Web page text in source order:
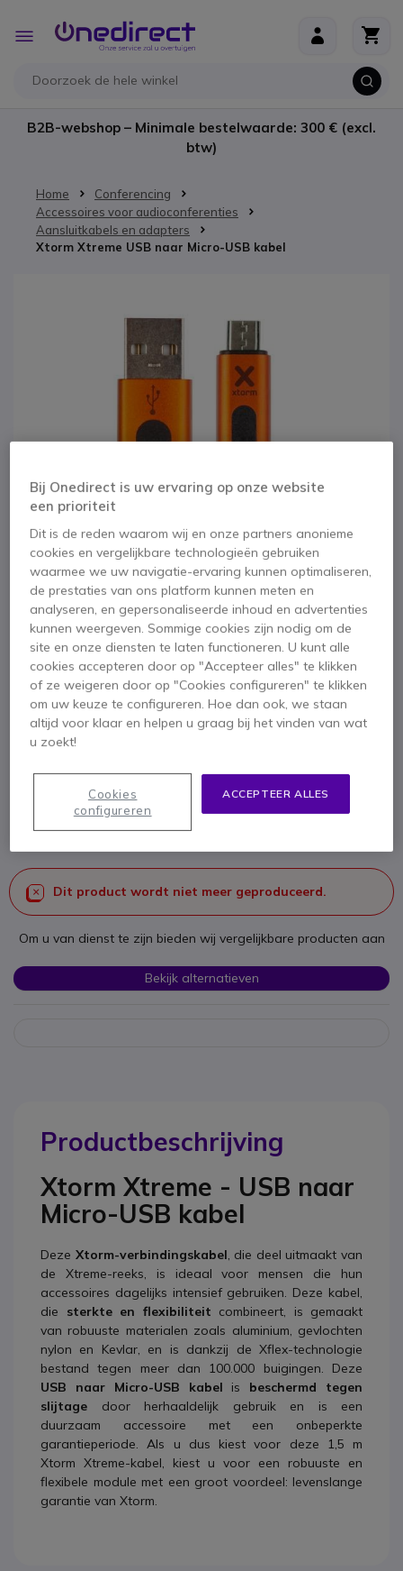
Toggle
Nav
B2B-webshop – Minimale bestelwaarde: 300 € (excl.
btw)
Home
Conferencing
Accessoires voor audioconferenties
Aansluitkabels en adapters
Xtorm Xtreme USB naar Micro-USB kabel
Xtorm Xtreme USB
naar Micro-USB
kabel
SKU XTCXX001 // Referentie fabrikant: CXX001
Een robuuste USB - Micro-USB aansluitkabel.
Dit product wordt niet meer geproduceerd.
Om u van dienst te zijn bieden wij vergelijkbare producten aan
Bekijk alternatieven
Ga naar het begin van de afbeeldingen-gallerij
Productbeschrijving
Xtorm Xtreme - USB naar
Micro-USB kabel
Deze Xtorm-verbindingskabel, die deel uitmaakt van
de Xtreme-reeks, is ideaal voor mensen die hun
accessoires dagelijks intensief gebruiken. Deze kabel,
die sterkte en flexibiliteit combineert, is gemaakt
van robuuste materialen zoals aluminium, gevlochten
nylon en Kevlar, en is dankzij de Xflex-technologie
bestand tegen meer dan 100.000 buigingen. Deze
USB naar Micro-USB kabel is beschermd tegen
slijtage door herhaaldelijk gebruik en is een
duurzaam accessoire met een onbeperkte
garantieperiode. Als u dus kiest voor deze 1,5 m
Xtorm Xtreme-kabel, kiest u voor een robuuste en
flexibele module met een groot voordeel: levenslange
garantie van Xtorm.
Bij Onedirect is uw ervaring op onze website
een prioriteit
Dit is de reden waarom wij en onze partners anonieme
cookies en vergelijkbare technologieën gebruiken
waarmee we uw navigatie-ervaring kunnen optimaliseren,
de prestaties van ons platform kunnen meten en
analyseren, en gepersonaliseerde inhoud en advertenties
kunnen weergeven. Sommige cookies zijn nodig om de
site en onze diensten te laten functioneren. U kunt alle
cookies accepteren door op "Accepteer alles" te klikken
of ze weigeren door op "Cookies configureren" te klikken
om uw keuze te configureren. Hoe dan ook, we staan
altijd voor klaar en helpen u graag bij het vinden van wat
u zoekt!
ACCEPTEER ALLES
Cookies
configureren